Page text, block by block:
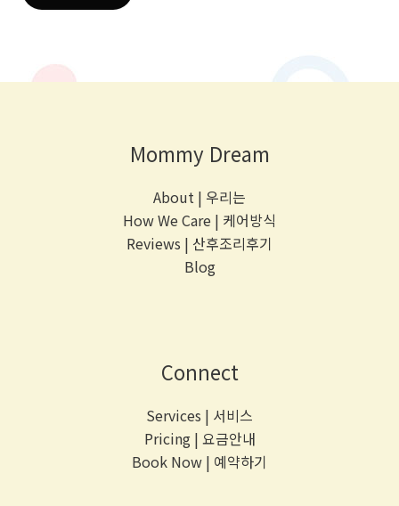
Mommy Dream
About | 우리는
How We Care | 케어방식
Reviews | 산후조리후기
Blog
Connect
Services | 서비스
Pricing| 요금안내
Book Now | 예약하기